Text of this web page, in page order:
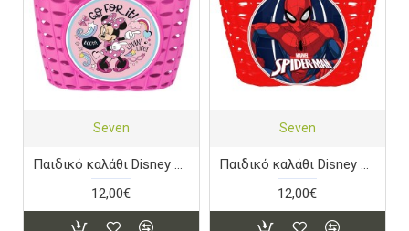
Seven
Παιδικό καλάθι Disney Minnie
12,00€
Seven
Παιδικό καλάθι Disney Spiderman
12,00€